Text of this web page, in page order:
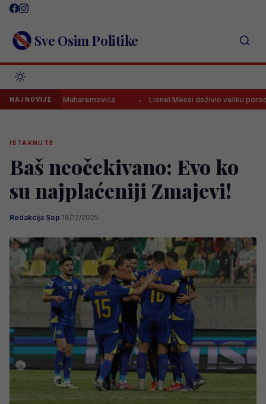
Skip
content Sve Osim Politike
NAJNOVIJE
status Muharemovića Lionel Messi doživio veliku porodičnu
ISTAKNUTE
Baš neočekivano: Evo ko
su najplaćeniji Zmajevi!
Redakcija Sop·18/12/2025